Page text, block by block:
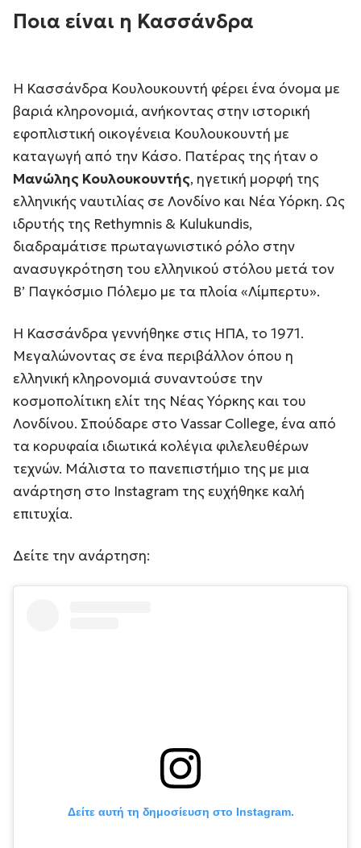
Ποια είναι η Κασσάνδρα
Η Κασσάνδρα Κουλουκουντή φέρει ένα όνομα με
βαριά κληρονομιά, ανήκοντας στην ιστορική
εφοπλιστική οικογένεια Κουλουκουντή με
καταγωγή από την Κάσο. Πατέρας της ήταν ο
Μανώλης Κουλουκουντής, ηγετική μορφή της
ελληνικής ναυτιλίας σε Λονδίνο και Νέα Υόρκη. Ως
ιδρυτής της Rethymnis & Kulukundis,
διαδραμάτισε πρωταγωνιστικό ρόλο στην
ανασυγκρότηση του ελληνικού στόλου μετά τον
Β’ Παγκόσμιο Πόλεμο με τα πλοία «Λίμπερτυ».
Η Κασσάνδρα γεννήθηκε στις ΗΠΑ, το 1971.
Μεγαλώνοντας σε ένα περιβάλλον όπου η
ελληνική κληρονομιά συναντούσε την
κοσμοπολίτικη ελίτ της Νέας Υόρκης και του
Λονδίνου. Σπούδαρε στο Vassar College, ένα από
τα κορυφαία ιδιωτικά κολέγια φιλελευθέρων
τεχνών. Μάλιστα το πανεπιστήμιο της με μια
ανάρτηση στο Instagram της ευχήθηκε καλή
επιτυχία.
Δείτε την ανάρτηση:
Δείτε αυτή τη δημοσίευση στο Instagram.